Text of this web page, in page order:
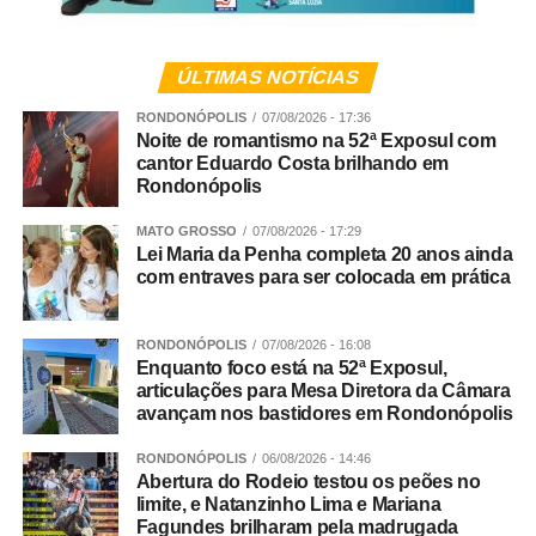
instalação de estrutura de sinalização no
Você disse que somos o estado que melhor aplica a lei
Maria da Penha, mas mesmo assim estamos nesse
ranking de onde mais morrem mulheres. Como explicar
esse paradoxo?
Rosana Leite – Eu explico da seguinte forma: apenas o
Sistema de Justiça não é capaz de resolver tudo. Não é
possível resolver todo esse problema apenas com a
aplicação da lei. Por isso que eu sempre defendo que o
aumento de pena jamais vai resolver a situação. Nós
vivemos em um país que não socializa e não
ressocializa. A ressocialização das pessoas é quase
impossível. Um dia cumprindo pena em uma cadeia do
ÚLTIMAS NOTÍCIAS
RONDONÓPOLIS 07/08/2026 - 17:36
Noite de romantismo na 52ª Exposul com
cantor Eduardo Costa brilhando em
Rondonópolis
MATO GROSSO 07/08/2026 - 17:29
Lei Maria da Penha completa 20 anos ainda
com entraves para ser colocada em prática
RONDONÓPOLIS 07/08/2026 - 16:08
Enquanto foco está na 52ª Exposul,
articulações para Mesa Diretora da Câmara
avançam nos bastidores em Rondonópolis
RONDONÓPOLIS 06/08/2026 - 14:46
Abertura do Rodeio testou os peões no
limite, e Natanzinho Lima e Mariana
Fagundes brilharam pela madrugada